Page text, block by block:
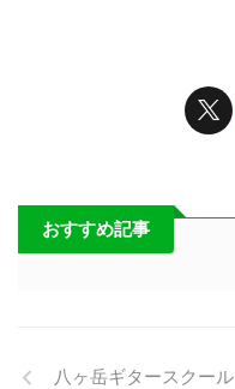
おすすめ記事
八ヶ岳ギタースクール